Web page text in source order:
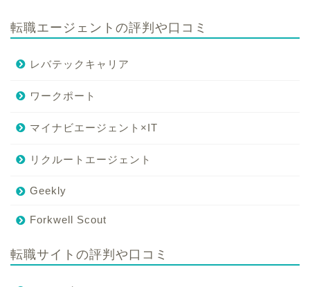
転職エージェントの評判や口コミ
レバテックキャリア
ワークポート
マイナビエージェント×IT
リクルートエージェント
Geekly
Forkwell Scout
転職サイトの評判や口コミ